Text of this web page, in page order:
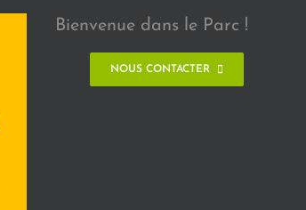
Bienvenue dans le Parc !
NOUS CONTACTER